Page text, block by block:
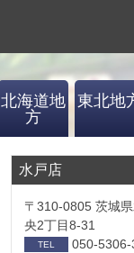
北海道地
方
東北地
水戸店
〒310-0805 茨城
央2丁目8-31
TEL 050-5306-